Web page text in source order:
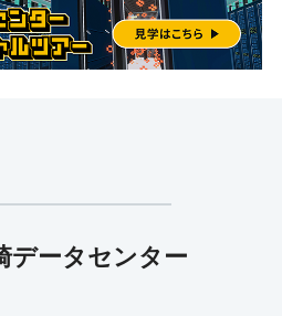
開始について
ド株式会社によるオプテージ曽
積で日本のインフラ強靭化へ
ィビティデータセンター「オプ
ジ曽根崎データセンター
データセンター